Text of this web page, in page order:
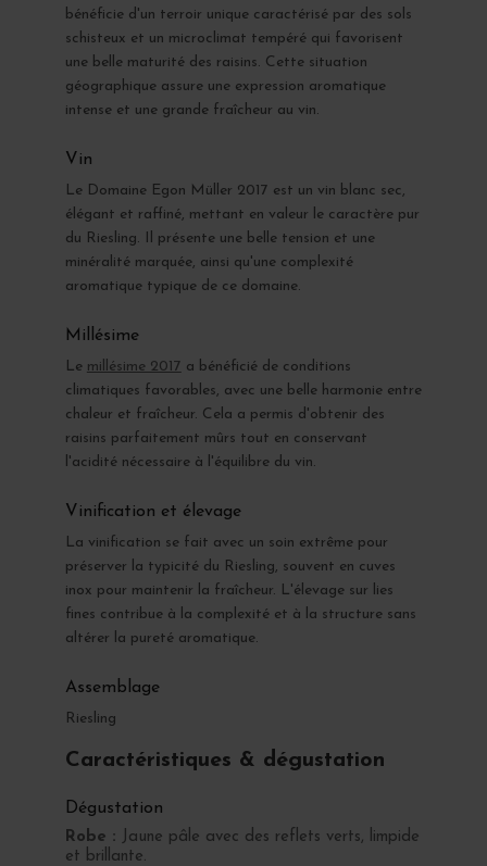
bénéficie d'un terroir unique caractérisé par des sols
schisteux et un microclimat tempéré qui favorisent
une belle maturité des raisins. Cette situation
géographique assure une expression aromatique
intense et une grande fraîcheur au vin.
Vin
Le Domaine Egon Müller 2017 est un vin blanc sec,
élégant et raffiné, mettant en valeur le caractère pur
du Riesling. Il présente une belle tension et une
minéralité marquée, ainsi qu'une complexité
aromatique typique de ce domaine.
Millésime
Le millésime 2017 a bénéficié de conditions
climatiques favorables, avec une belle harmonie entre
chaleur et fraîcheur. Cela a permis d'obtenir des
raisins parfaitement mûrs tout en conservant
l'acidité nécessaire à l'équilibre du vin.
Vinification et élevage
La vinification se fait avec un soin extrême pour
préserver la typicité du Riesling, souvent en cuves
inox pour maintenir la fraîcheur. L'élevage sur lies
fines contribue à la complexité et à la structure sans
altérer la pureté aromatique.
Assemblage
Riesling
Caractéristiques & dégustation
Dégustation
Robe : Jaune pâle avec des reflets verts, limpide
et brillante.